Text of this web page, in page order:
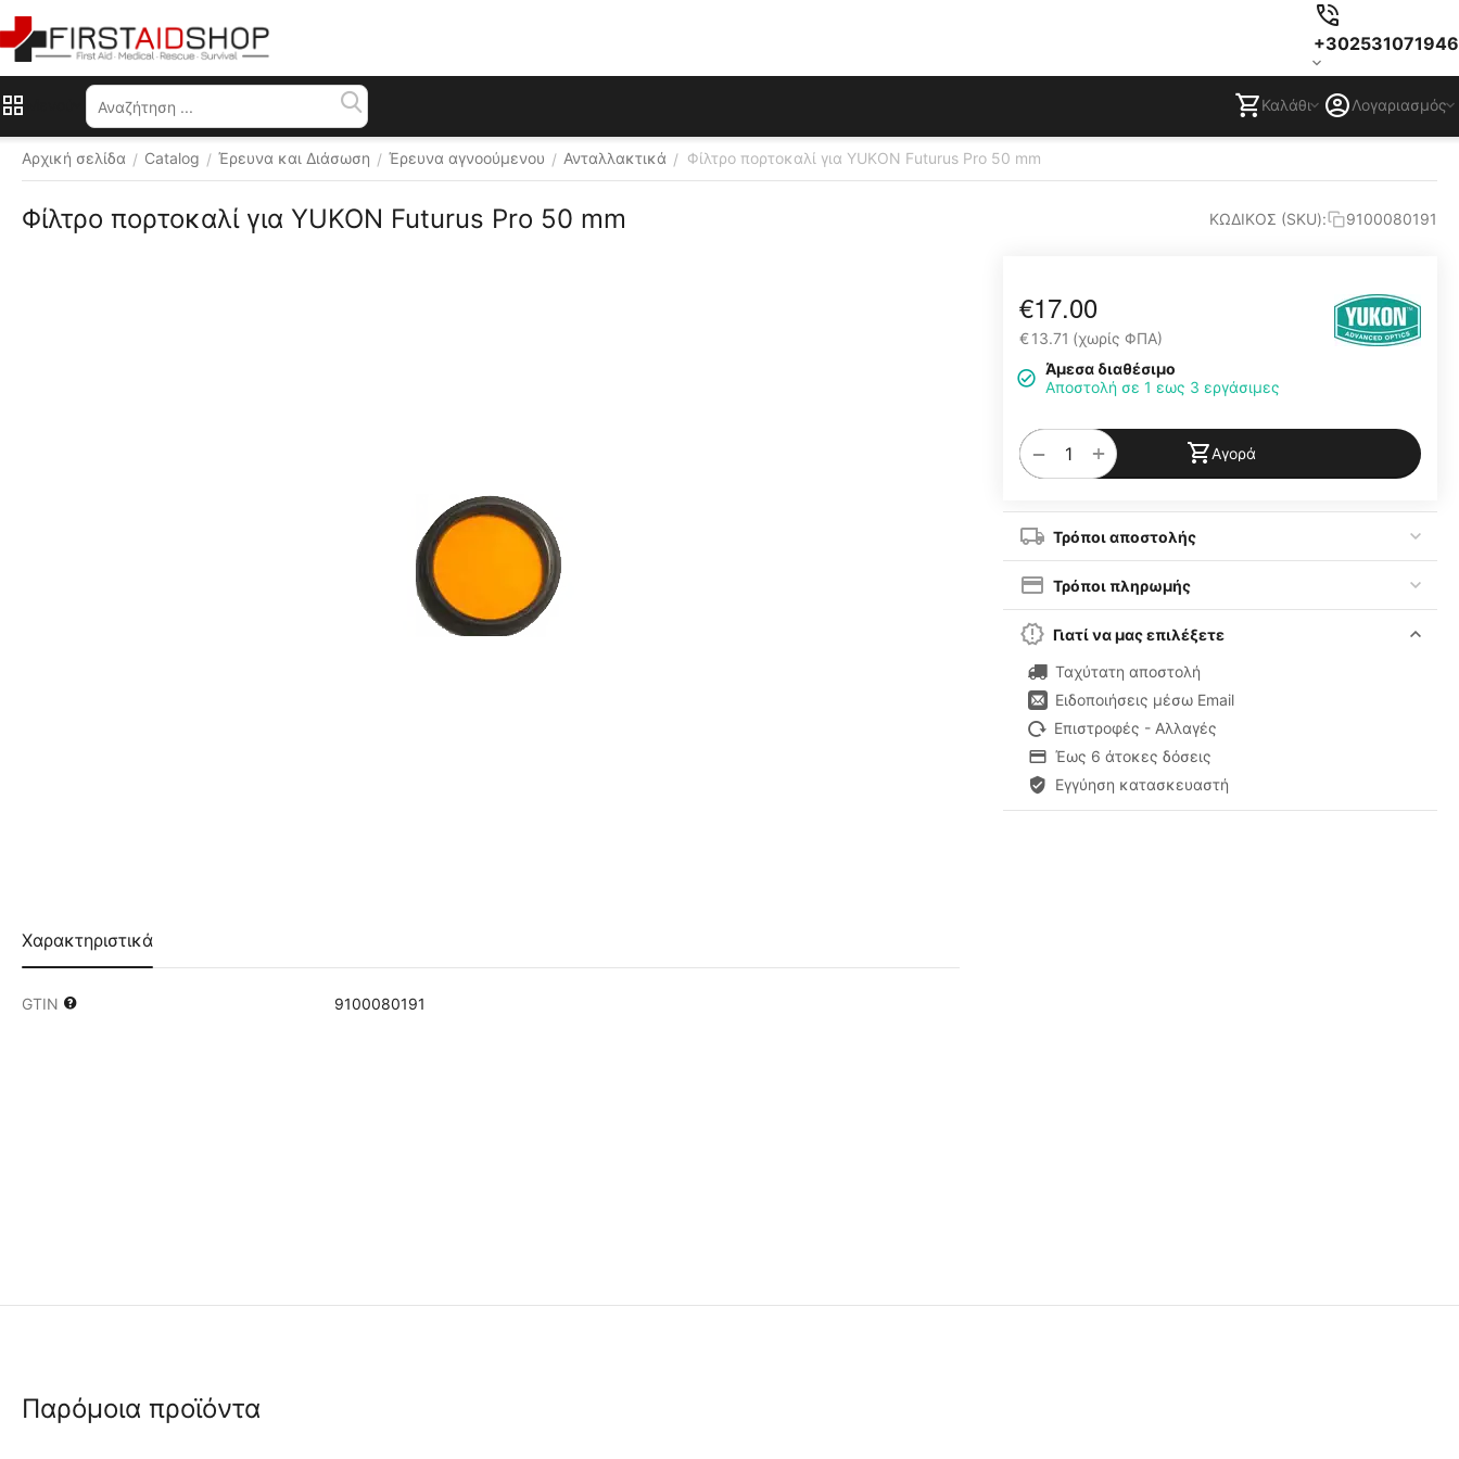
+302531071946
Καλάθι Λογαριασμός
Αρχική σελίδα / Catalog / Έρευνα και Διάσωση / Έρευνα αγνοούμενου / Ανταλλακτικά / Φίλτρο πορτοκαλί για YUKON Futurus Pro 50 mm
Φίλτρο πορτοκαλί για YUKON Futurus Pro 50 mm ΚΩΔΙΚΟΣ (SKU): 9100080191
€17.00
€13.71 (χωρίς ΦΠΑ)
Άμεσα διαθέσιμο
Αποστολή σε 1 εως 3 εργάσιμες
+
− Αγορά
Τρόποι αποστολής
Τρόποι πληρωμής
Γιατί να μας επιλέξετε
Ταχύτατη αποστολή
Ειδοποιήσεις μέσω Email
Επιστροφές - Αλλαγές
Έως 6 άτοκες δόσεις
Εγγύηση κατασκευαστή
Χαρακτηριστικά
GTIN 9100080191
Παρόμοια προϊόντα